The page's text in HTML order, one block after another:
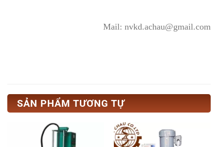
Mail: nvkd.achau@gmail.com
SẢN PHẨM TƯƠNG TỰ